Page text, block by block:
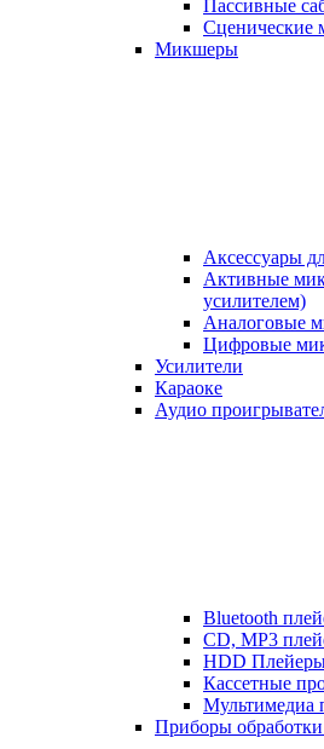
Пассивные
Сценические
Микшеры
Аксессуары
Активные
усилителем)
Аналоговые
Цифровые
Усилители
Караоке
Аудио
Bluetooth
CD, MP3
HDD
Кассетные
Мультимедиа
Приборы обработки